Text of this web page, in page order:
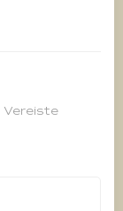
Vereiste